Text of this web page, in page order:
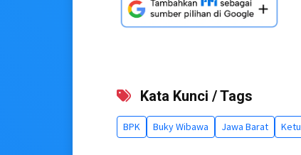
Kata Kunci / Tags
BPK Buky Wibawa Jawa Barat